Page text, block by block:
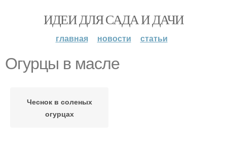
ИДЕИ ДЛЯ САДА И ДАЧИ
главная новости статьи
Огурцы в масле
Чеснок в соленых
огурцах